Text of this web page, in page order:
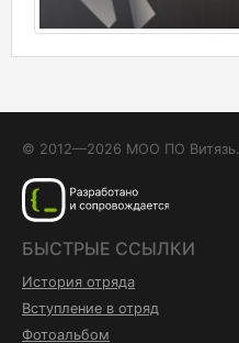
© 2012—2026 МОО ПО Витязь.
БЫСТРЫЕ ССЫЛКИ
История отряда
Вступление в отряд
Фотоальбом